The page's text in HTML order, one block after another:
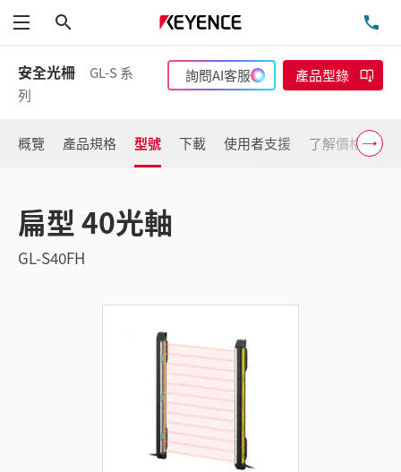
功能表
安全光柵
GL-S 系
列
詢問AI客服 產品型錄
概覽 產品規格 型號 下載 使用者支援 了解價格
扁型 40光軸
GL-S40FH